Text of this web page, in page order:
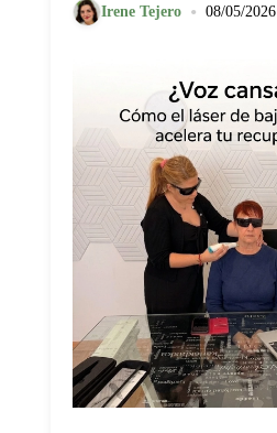
Irene Tejero • 08/05/2026